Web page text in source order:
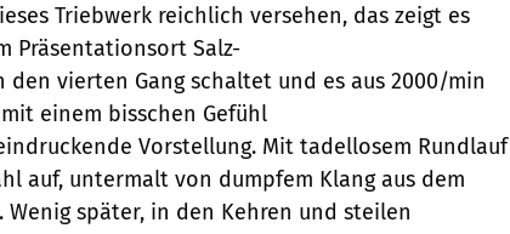
Triebwerk reichlich versehen, das zeigt es
Präsentationsort Salz-
den vierten Gang schaltet und es aus 2000/min
einem bisschen Gefühl
Vorstellung. Mit tadellosem Rundlauf
auf, untermalt von dumpfem Klang aus dem
Wenig später, in den Kehren und steilen